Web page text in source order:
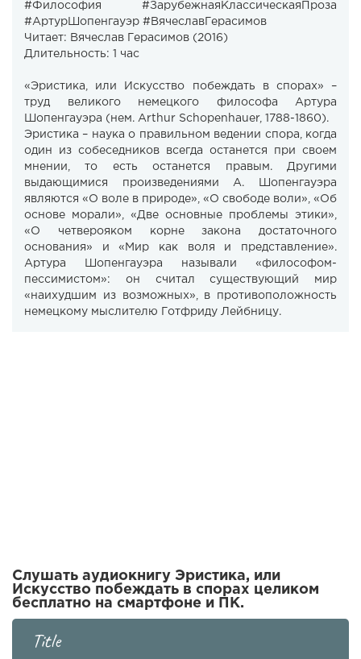
#Философия #ЗарубежнаяКлассическаяПроза
#АртурШопенгауэр #ВячеславГерасимов
Читает: Вячеслав Герасимов (2016)
Длительность: 1 час
«Эристика, или Искусство побеждать в спорах» –
труд великого немецкого философа Артура
Шопенгауэра (нем. Arthur Schopenhauer, 1788-1860).
Эристика – наука о правильном ведении спора, когда
один из собеседников всегда останется при своем
мнении, то есть останется правым. Другими
выдающимися произведениями А. Шопенгауэра
являются «О воле в природе», «О свободе воли», «Об
основе морали», «Две основные проблемы этики»,
«О четверояком корне закона достаточного
основания» и «Мир как воля и представление».
Артура Шопенгауэра называли «философом-
пессимистом»: он считал существующий мир
«наихудшим из возможных», в противоположность
немецкому мыслителю Готфриду Лейбницу.
Слушать аудиокнигу Эристика, или
Искусство побеждать в спорах целиком
бесплатно на смартфоне и ПК.
Title